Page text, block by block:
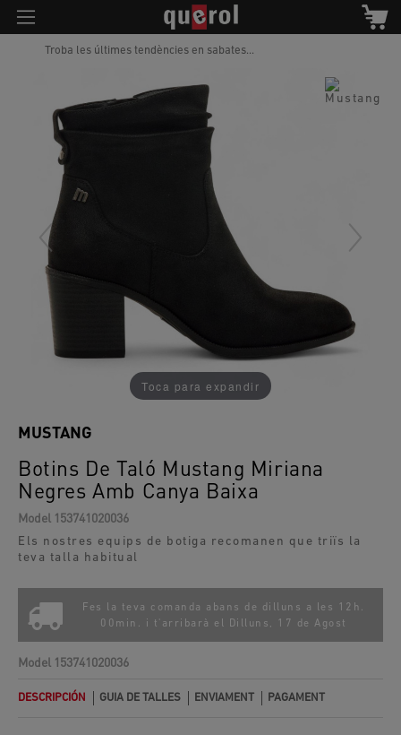
Troba les últimes tendències en sabates...
Toca para expandir
Botins De Taló Mustang Miriana
Negres Amb Canya Baixa
MUSTANG
Model 153741020036
Els nostres equips de botiga recomanen que triïs la
teva talla habitual
Fes la teva comanda abans de dilluns a les 12h.
00min. i t'arribarà el
Dilluns, 17 de Agost
Model 153741020036
DESCRIPCIÓN GUIA DE TALLES ENVIAMENT PAGAMENT